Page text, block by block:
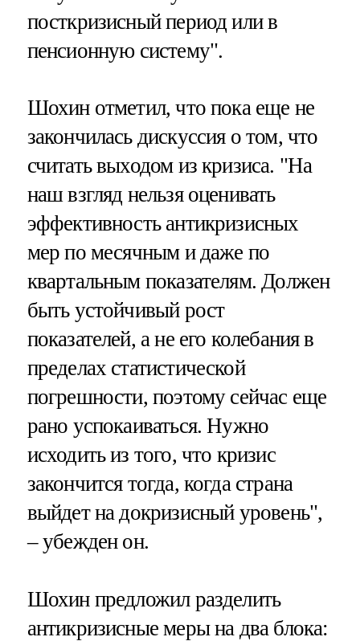
посткризисный период или в
пенсионную систему".
Шохин отметил, что пока еще не
закончилась дискуссия о том, что
считать выходом из кризиса. "На
наш взгляд нельзя оценивать
эффективность антикризисных
мер по месячным и даже по
квартальным показателям. Должен
быть устойчивый рост
показателей, а не его колебания в
пределах статистической
погрешности, поэтому сейчас еще
рано успокаиваться. Нужно
исходить из того, что кризис
закончится тогда, когда страна
выйдет на докризисный уровень",
– убежден он.
Шохин предложил разделить
антикризисные меры на два блока: